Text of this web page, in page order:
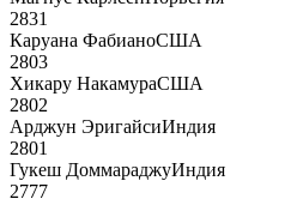
2831
Каруана ФабианоСША
2803
Хикару НакамураСША
2802
Арджун ЭригайсиИндия
2801
Гукеш ДоммараджуИндия
2777